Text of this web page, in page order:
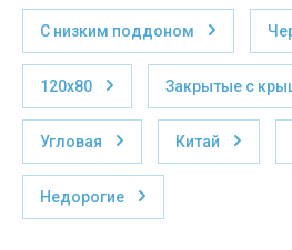
С низким поддоном
120x80 Закрытые с
Угловая Китай
Недорогие